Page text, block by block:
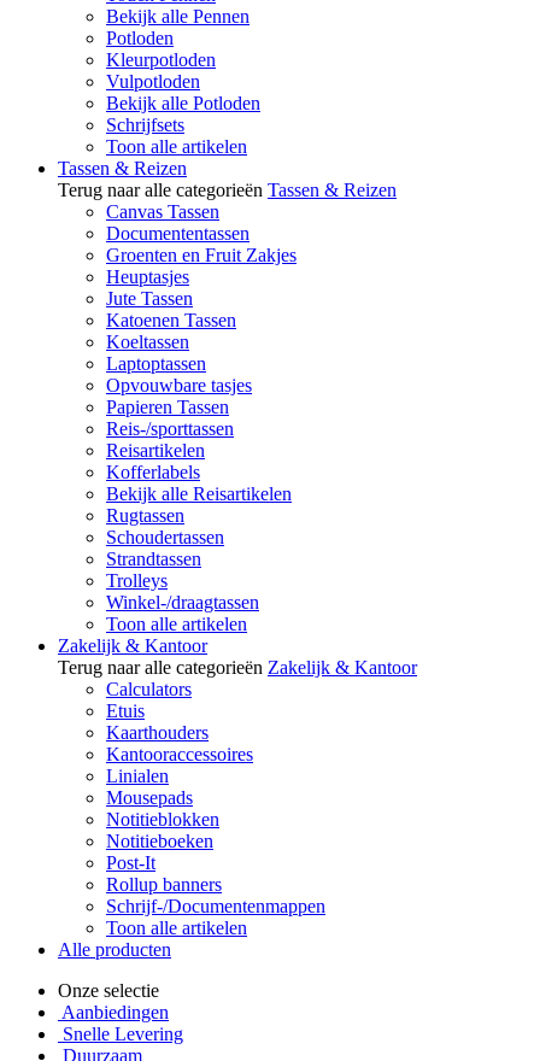
Bekijk alle Pennen
Potloden
Kleurpotloden
Vulpotloden
Bekijk alle Potloden
Schrijfsets
Toon alle artikelen
Tassen & Reizen
Terug naar alle categorieën Tassen & Reizen
Canvas Tassen
Documententassen
Groenten en Fruit Zakjes
Heuptasjes
Jute Tassen
Katoenen Tassen
Koeltassen
Laptoptassen
Opvouwbare tasjes
Papieren Tassen
Reis-/sporttassen
Reisartikelen
Kofferlabels
Bekijk alle Reisartikelen
Rugtassen
Schoudertassen
Strandtassen
Trolleys
Winkel-/draagtassen
Toon alle artikelen
Zakelijk & Kantoor
Terug naar alle categorieën Zakelijk & Kantoor
Calculators
Etuis
Kaarthouders
Kantooraccessoires
Linialen
Mousepads
Notitieblokken
Notitieboeken
Post-It
Rollup banners
Schrijf-/Documentenmappen
Toon alle artikelen
Alle producten
Onze selectie
Aanbiedingen
Snelle Levering
Duurzaam